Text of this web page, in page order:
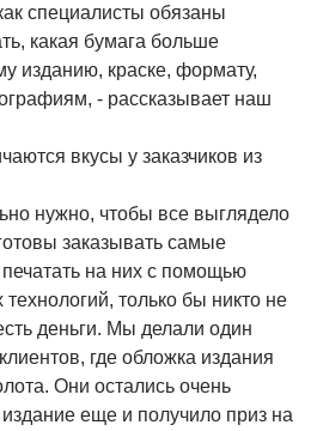
специалисты обязаны
какая бумага больше
изданию, краске, формату,
- рассказывает наш
вкусы у заказчиков из
нужно, чтобы все выглядело
заказывать самые
на них с помощью
только бы никто не
деньги. Мы делали один
где обложка издания
Они остались очень
еще и получило приз на